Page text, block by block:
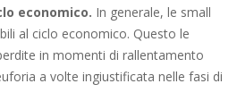
economico. In generale, le small
al ciclo economico. Questo le
in momenti di rallentamento
a volte ingiustificata nelle fasi di